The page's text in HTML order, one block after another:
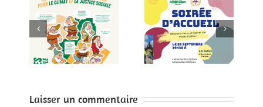
Soirée d’accueil
le 28 Septembre
à la BASE
Soirée d’accueil
le 27 avril à la
BASE
Laisser un commentaire